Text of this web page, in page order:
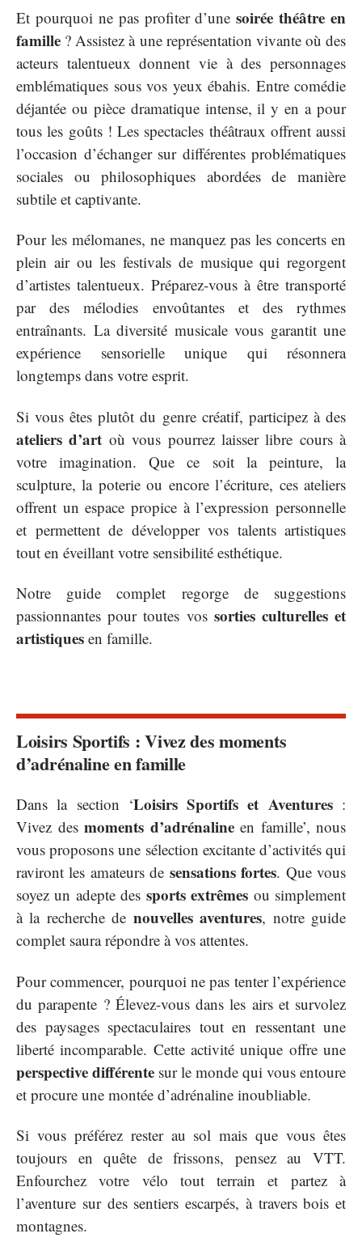
Et pourquoi ne pas profiter d’unesoirée théâtre en
famille ? Assistez à une représentation vivante où des
acteurs talentueux donnent vie à des personnages
emblématiques sous vos yeux ébahis. Entre comédie
déjantée ou pièce dramatique intense, il y en a pour
tous les goûts ! Les spectacles théâtraux offrent aussi
l’occasion d’échanger sur différentes problématiques
sociales ou philosophiques abordées de manière
subtile et captivante.
Pour les mélomanes, ne manquez pas les concerts en
plein air ou les festivals de musique qui regorgent
d’artistes talentueux. Préparez-vous à être transporté
par des mélodies envoûtantes et des rythmes
entraînants. La diversité musicale vous garantit une
expérience sensorielle unique qui résonnera
longtemps dans votre esprit.
Si vous êtes plutôt du genre créatif, participez à des
ateliers d’art où vous pourrez laisser libre cours à
votre imagination. Que ce soit la peinture, la
sculpture, la poterie ou encore l’écriture, ces ateliers
offrent un espace propice à l’expression personnelle
et permettent de développer vos talents artistiques
tout en éveillant votre sensibilité esthétique.
Notre guide complet regorge de suggestions
passionnantes pour toutes vos sorties culturelles et
artistiques en famille.
Loisirs Sportifs : Vivez des moments
d’adrénaline en famille
Dans la section ‘Loisirs Sportifs et Aventures:
Vivez des moments d’adrénalineen famille’, nous
vous proposons une sélection excitante d’activités qui
raviront les amateurs de sensations fortes. Que vous
soyez un adepte des sports extrêmes ou simplement
à la recherche de nouvelles aventures, notre guide
complet saura répondre à vos attentes.
Pour commencer, pourquoi ne pas tenter l’expérience
du parapente ? Élevez-vous dans les airs et survolez
des paysages spectaculaires tout en ressentant une
liberté incomparable. Cette activité unique offre une
perspective différente sur le monde qui vous entoure
et procure une montée d’adrénaline inoubliable.
Si vous préférez rester au sol mais que vous êtes
toujours en quête de frissons, pensez au VTT.
Enfourchez votre vélo tout terrain et partez à
l’aventure sur des sentiers escarpés, à travers bois et
montagnes.